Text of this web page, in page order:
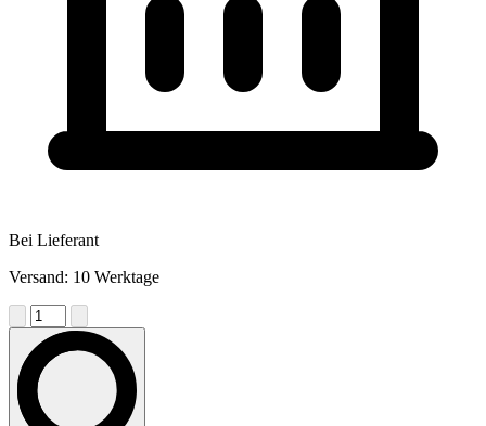
Bei Lieferant
Versand: 10 Werktage